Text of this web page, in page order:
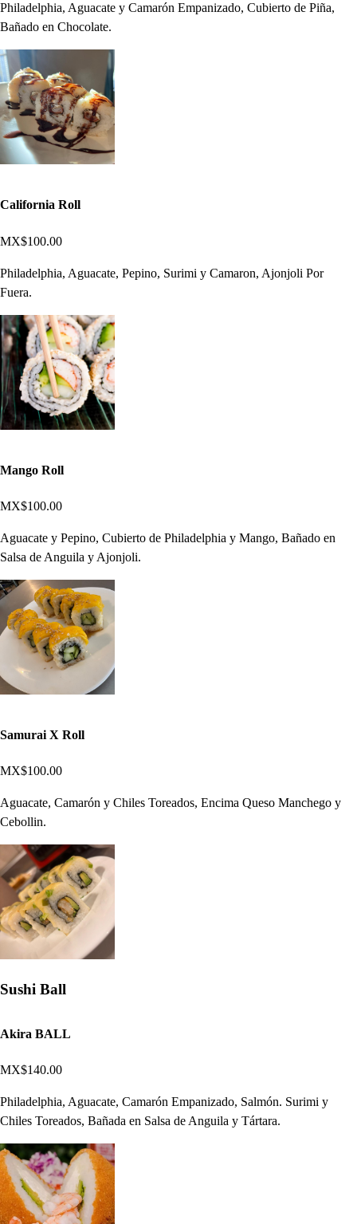
Philadelphia, Aguacate y Camarón Empanizado, Cubierto de Piña,
Bañado en Chocolate.
California Roll
MX$100.00
Philadelphia, Aguacate, Pepino, Surimi y Camaron, Ajonjoli Por
Fuera.
Mango Roll
MX$100.00
Aguacate y Pepino, Cubierto de Philadelphia y Mango, Bañado en
Salsa de Anguila y Ajonjoli.
Samurai X Roll
MX$100.00
Aguacate, Camarón y Chiles Toreados, Encima Queso Manchego y
Cebollin.
Sushi Ball
Akira BALL
MX$140.00
Philadelphia, Aguacate, Camarón Empanizado, Salmón. Surimi y
Chiles Toreados, Bañada en Salsa de Anguila y Tártara.